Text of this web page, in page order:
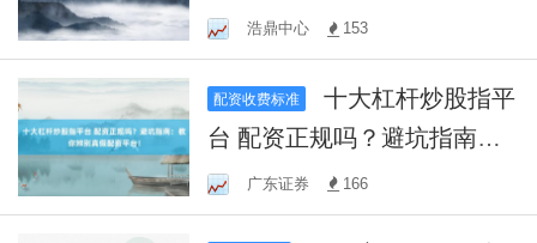
大收益！
浩鼎中心 153
配资收费标准
十大杠杆炒股指平
台 配资正规吗？避坑指南：
教你辨别真假配资平台！
广东证券 166